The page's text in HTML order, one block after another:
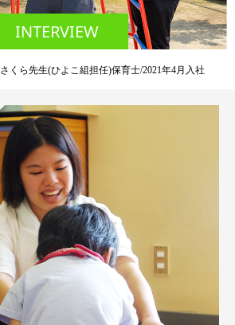
INTERVIEW
さくら先生(ひよこ組担任)保育士/2021年4月入社